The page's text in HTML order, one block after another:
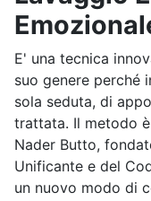
E' una tecnica
suo genere perché
sola seduta, di
trattata. Il metodo
Nader Butto,
Unificante e del
un nuovo modo di